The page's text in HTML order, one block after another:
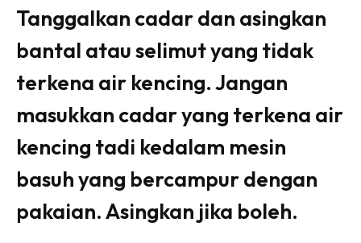
Beli Di Mana
Ilham Impiana
Ilham Impiana 360
Ilham Impiana Inspirasi Selebriti
Casa Impiana
Impiana MakeOver
Sembang Dekor
Tanggalkan cadar dan asingkan
bantal atau selimut yang tidak
terkena air kencing. Jangan
masukkan cadar yang terkena air
kencing tadi kedalam mesin
basuh yang bercampur dengan
pakaian. Asingkan jika boleh.